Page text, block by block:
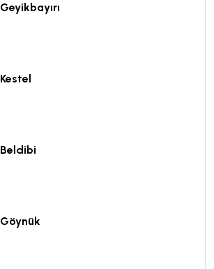
Geyikbayırı
Kestel
Beldibi
Göynük